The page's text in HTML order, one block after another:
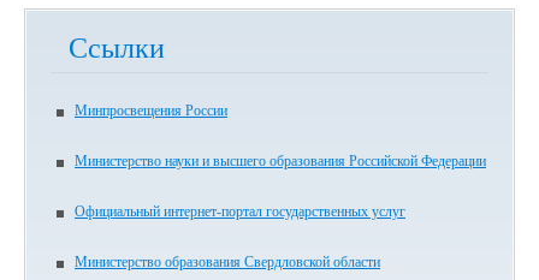
Ссылки
Минпросвещения России
Министерство науки и высшего образования Российской Федерации
Официальный интернет-портал государственных услуг
Министерство образования Свердловской области